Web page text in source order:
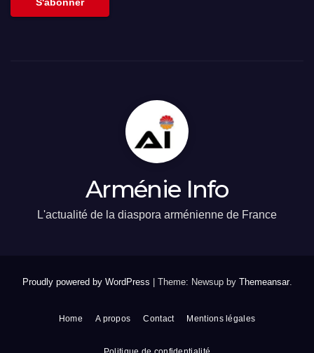
Arménie Info
L'actualité de la diaspora arménienne de France
Proudly powered by WordPress Theme: Newsup by Themeansar.
Home A propos Contact Mentions légales